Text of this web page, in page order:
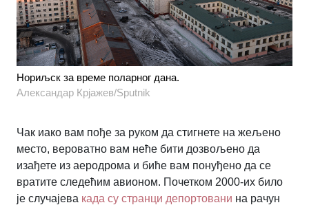
Нориљск за време поларног дана.
Александар Крјажев/Sputnik
Чак иако вам пође за руком да стигнете на жељено
место, вероватно вам неће бити дозвољено да
изађете из аеродрома и биће вам понуђено да се
вратите следећим авионом. Почетком 2000-их било
је случајева када су странци депортовани на рачун